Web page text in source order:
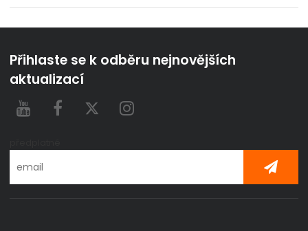
Přihlaste se k odběru nejnovějších
aktualizací